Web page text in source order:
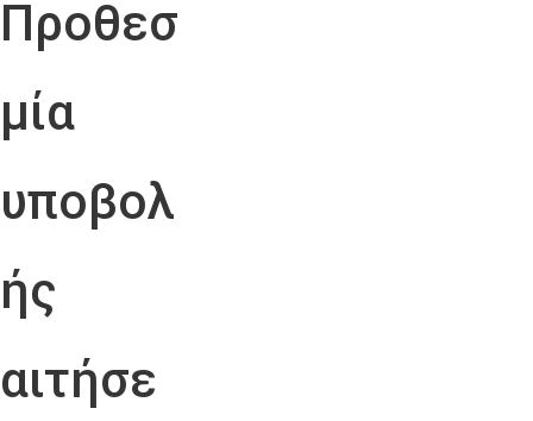
Προθεσ
μία
υποβολ
ής
αιτήσε